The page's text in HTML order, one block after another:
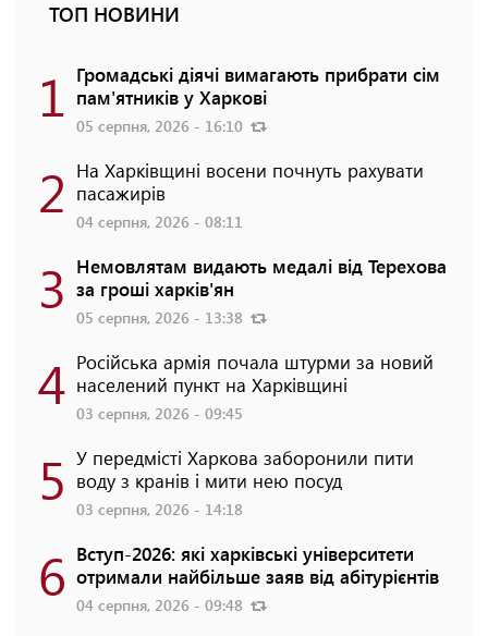
ТОП НОВИНИ
1 Громадські діячі вимагають прибрати сім
пам'ятників у Харкові
05 серпня, 2026 - 16:10
2 На Харківщині восени почнуть рахувати
пасажирів
04 серпня, 2026 - 08:11
3 Немовлятам видають медалі від Терехова
за гроші харків'ян
05 серпня, 2026 - 13:38
4 Російська армія почала штурми за новий
населений пункт на Харківщині
03 серпня, 2026 - 09:45
5 У передмісті Харкова заборонили пити
воду з кранів і мити нею посуд
03 серпня, 2026 - 14:18
6 Вступ-2026: які харківські університети
отримали найбільше заяв від абітурієнтів
04 серпня, 2026 - 09:48